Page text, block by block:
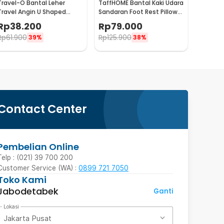
O Bantal Leher
Angin U Shaped
Neck Pillow -
38.200
61.900 39%
TaffHOME Bantal Kaki Udara
Sandaran Foot Rest Pillow
Inflatable - BAT24
Rp79.000
Rp125.90038%
Center
Online
: (021) 39 700 200
Service (WA) : 0899 721 7050
Kami
Ganti
Lokasi
Jakarta Pusat